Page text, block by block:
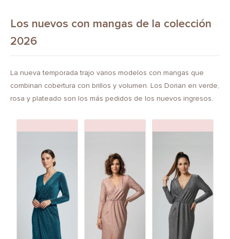
Los nuevos con mangas de la colección
2026
La nueva temporada trajo varios modelos con mangas que
combinan cobertura con brillos y volumen. Los Dorian en verde,
rosa y plateado son los más pedidos de los nuevos ingresos.